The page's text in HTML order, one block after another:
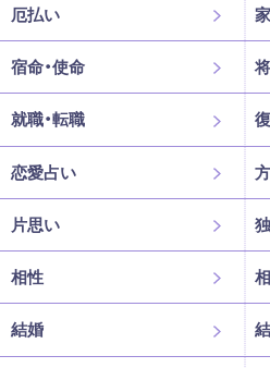
厄払い
宿命・使命
就職・転職
恋愛占い
片思い
相性
結婚